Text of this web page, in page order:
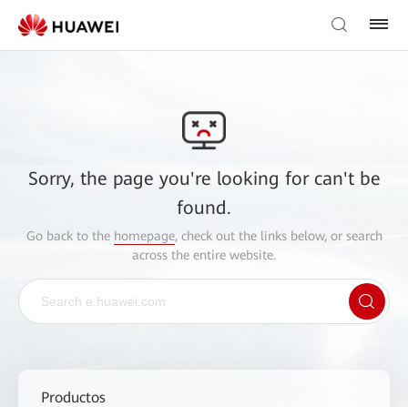
Sorry, the page you're looking for can't be
found.
Go back to the homepage, check out the links below, or search
across the entire website.
Productos